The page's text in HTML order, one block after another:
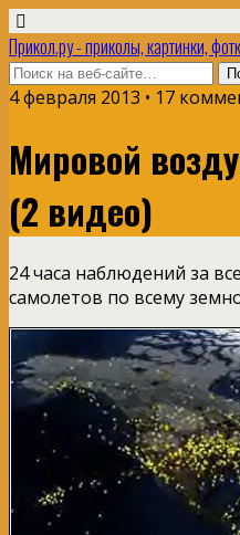
Прикол.ру - приколы, картинки,
4 февраля 2013 • 17
Мировой
(2 видео)
24 часа наблюдений за
самолетов по всему